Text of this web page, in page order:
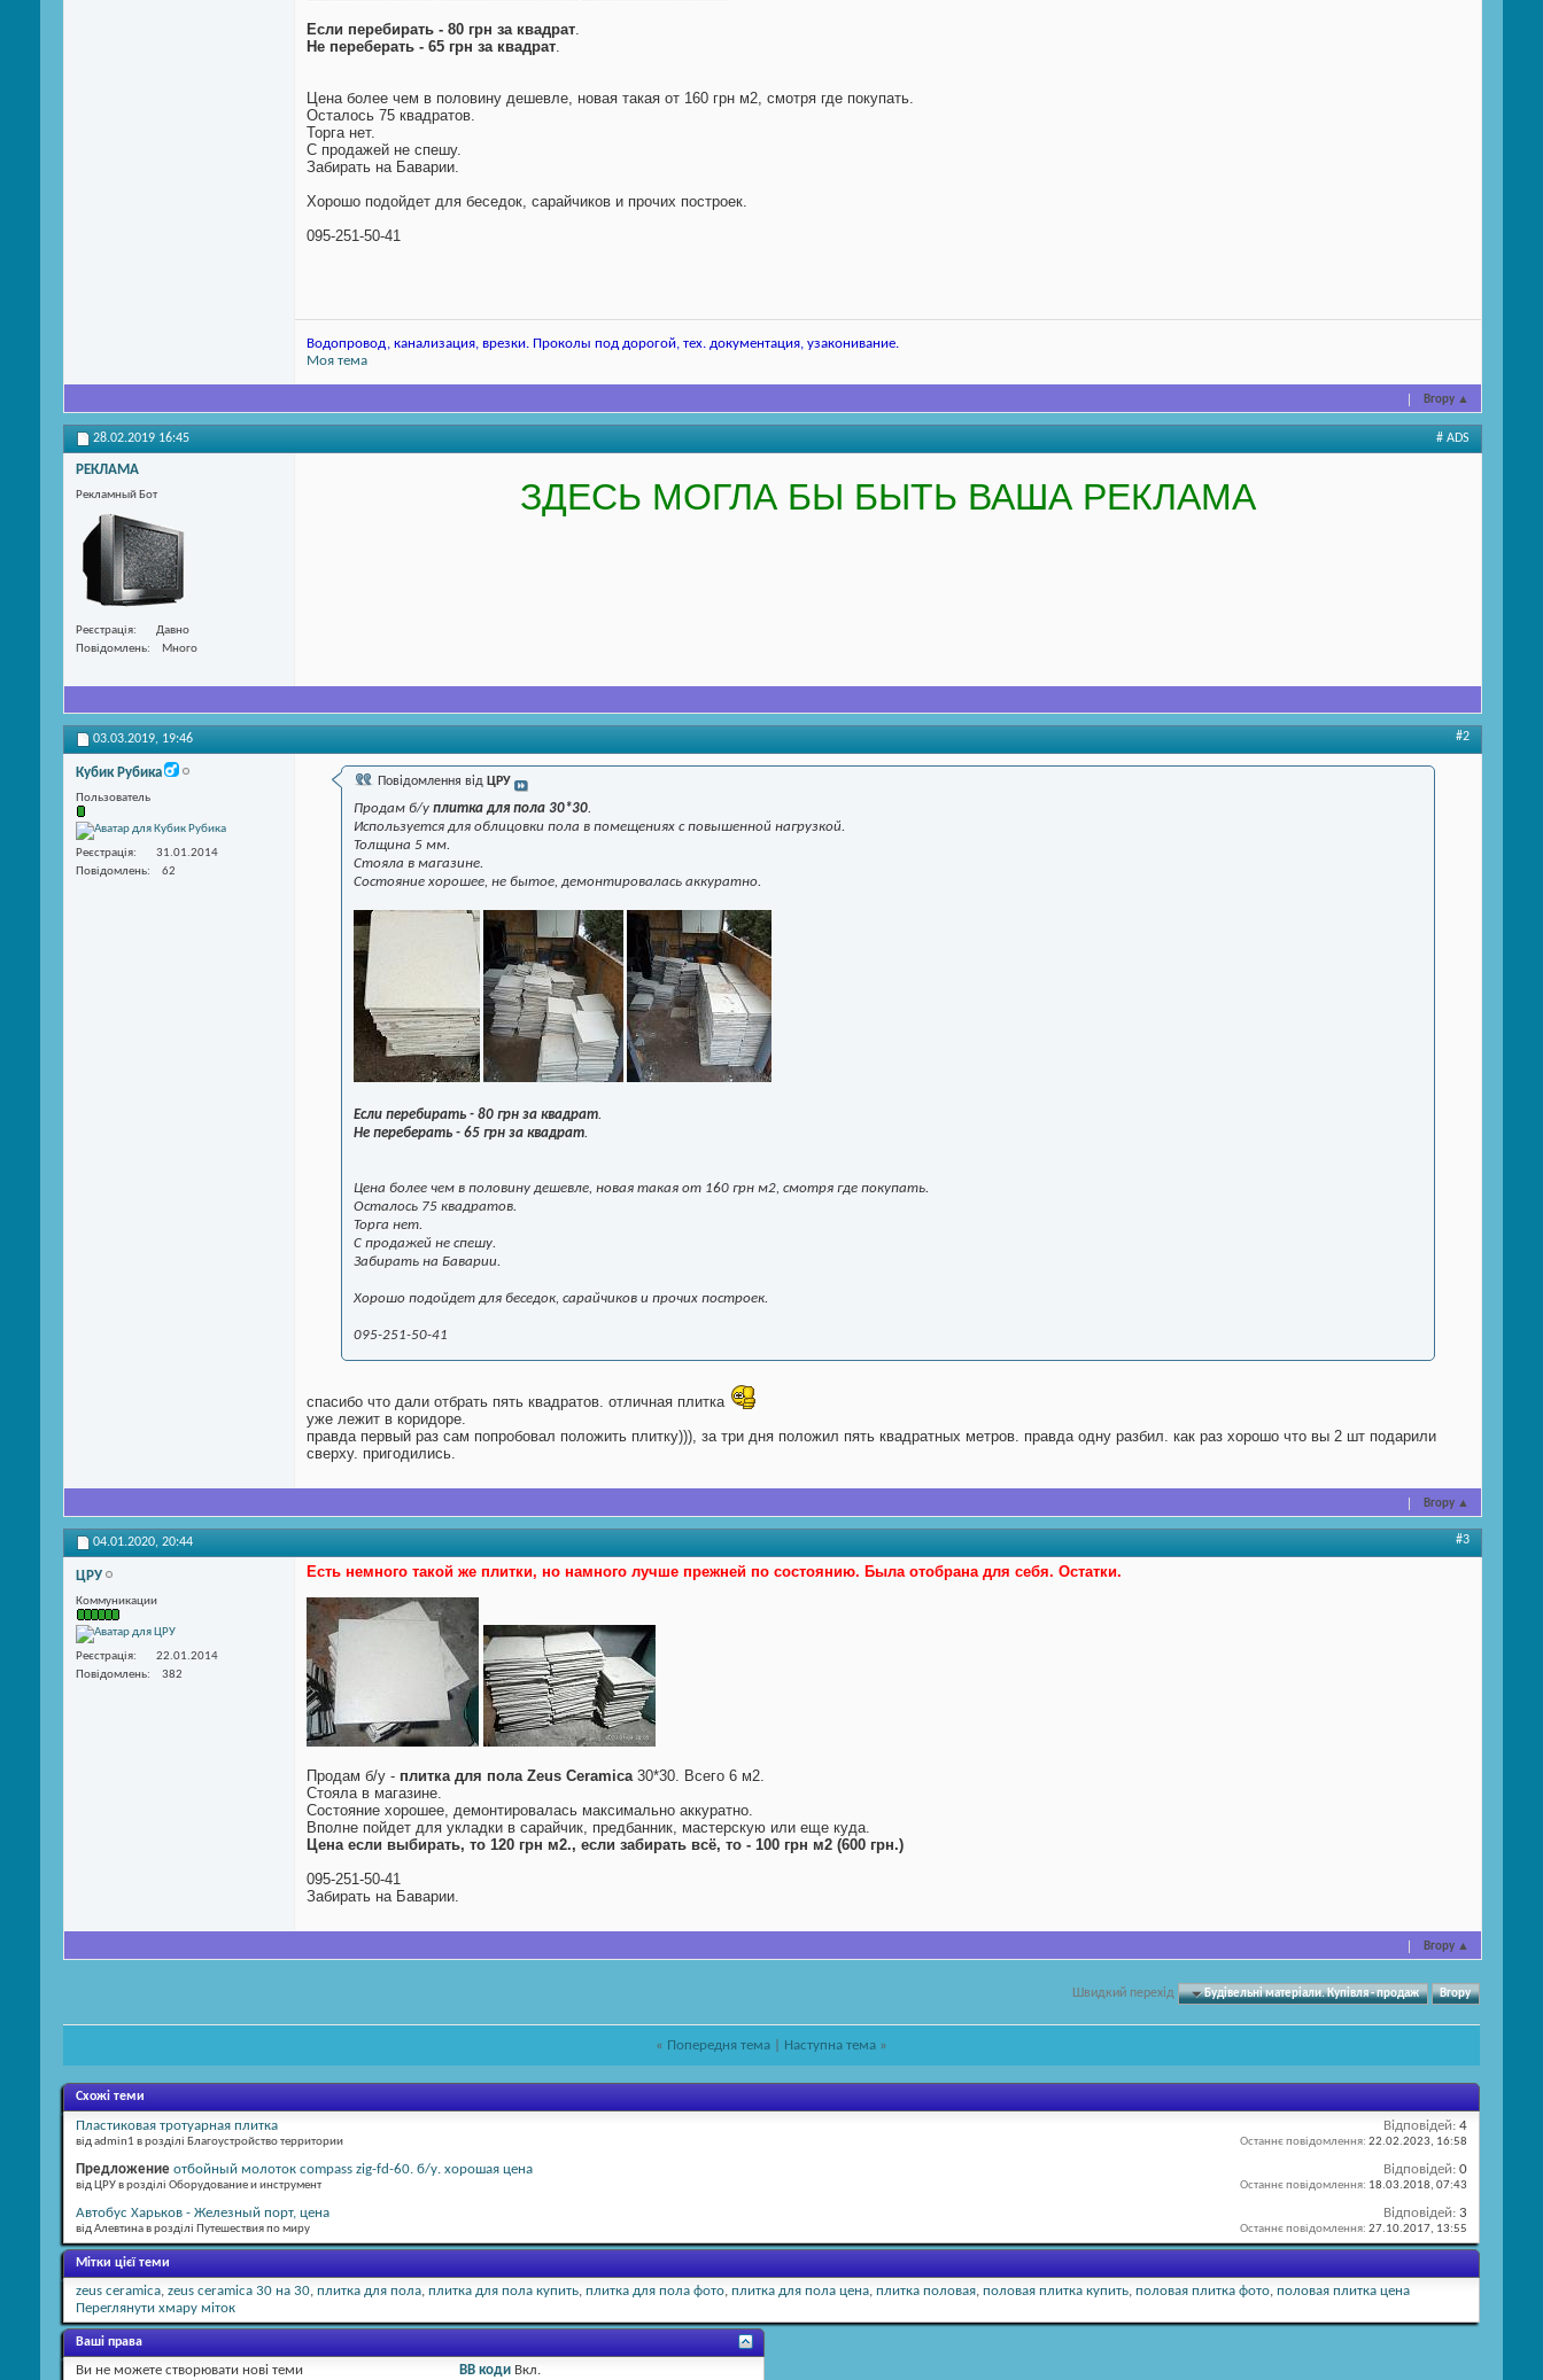
Если перебирать - 80 грн за квадрат.
Не переберать - 65 грн за квадрат.
Цена более чем в половину дешевле, новая такая от 160 грн м2, смотря где покупать.
Осталось 75 квадратов.
Торга нет.
С продажей не спешу.
Забирать на Баварии.
Хорошо подойдет для беседок, сарайчиков и прочих построек.
095-251-50-41
Водопровод, канализация, врезки. Проколы под дорогой, тех. документация, узаконивание.
Моя тема
Вгору ▲
28.02.2019 16:45 # ADS
РЕКЛАМА
Рекламный Бот
Реєстрація
Давно
Повідомлень
Много
ЗДЕСЬ МОГЛА БЫ БЫТЬ ВАША РЕКЛАМА
03.03.2019, 19:46 #2
Кубик Рубика
Пользователь
Реєстрація
31.01.2014
Повідомлень
62
Повідомлення від ЦРУ
Продам б/у плитка для пола 30*30.
Используется для облицовки пола в помещениях с повышенной нагрузкой.
Толщина 5 мм.
Стояла в магазине.
Состояние хорошее, не бытое, демонтировалась аккуратно.
Если перебирать - 80 грн за квадрат.
Не переберать - 65 грн за квадрат.
Цена более чем в половину дешевле, новая такая от 160 грн м2, смотря где покупать.
Осталось 75 квадратов.
Торга нет.
С продажей не спешу.
Забирать на Баварии.
Хорошо подойдет для беседок, сарайчиков и прочих построек.
095-251-50-41
спасибо что дали отбрать пять квадратов. отличная плитка
уже лежит в коридоре.
правда первый раз сам попробовал положить плитку))), за три дня положил пять квадратных метров. правда одну разбил. как раз хорошо что вы 2 шт подарили
сверху. пригодились.
Вгору ▲
04.01.2020, 20:44 #3
ЦРУ
Коммуникации
Реєстрація
22.01.2014
Повідомлень
382
Есть немного такой же плитки, но намного лучше прежней по состоянию. Была отобрана для себя. Остатки.
Продам б/у - плитка для пола Zeus Ceramica30*30. Всего 6 м2.
Стояла в магазине.
Состояние хорошее, демонтировалась максимально аккуратно.
Вполне пойдет для укладки в сарайчик, предбанник, мастерскую или еще куда.
Цена если выбирать, то 120 грн м2., если забирать всё, то - 100 грн м2 (600 грн.)
095-251-50-41
Забирать на Баварии.
Вгору ▲
Швидкий перехід Будівельні матеріали. Купівля - продаж Вгору
« Попередня тема Наступна тема »
Схожі теми
Пластиковая тротуарная плитка
від admin1 в розділі Благоустройство территории
Відповідей: 4
Останнє повідомлення: 22.02.2023, 16:58
Предложение отбойный молоток compass zig-fd-60. б/у. хорошая цена
від ЦРУ в розділі Оборудование и инструмент
Відповідей: 0
Останнє повідомлення: 18.03.2018, 07:43
Автобус Харьков - Железный порт, цена
від Алевтина в розділі Путешествия по миру
Відповідей: 3
Останнє повідомлення: 27.10.2017, 13:55
Мітки цієї теми
zeus ceramica, zeus ceramica 30 на 30, плитка для пола, плитка для пола купить, плитка для пола фото, плитка для пола цена, плитка половая, половая плитка купить, половая плитка фото, половая плитка цена
Переглянути хмару міток
Ваші права
Ви не можете створювати нові теми BB коди Вкл.